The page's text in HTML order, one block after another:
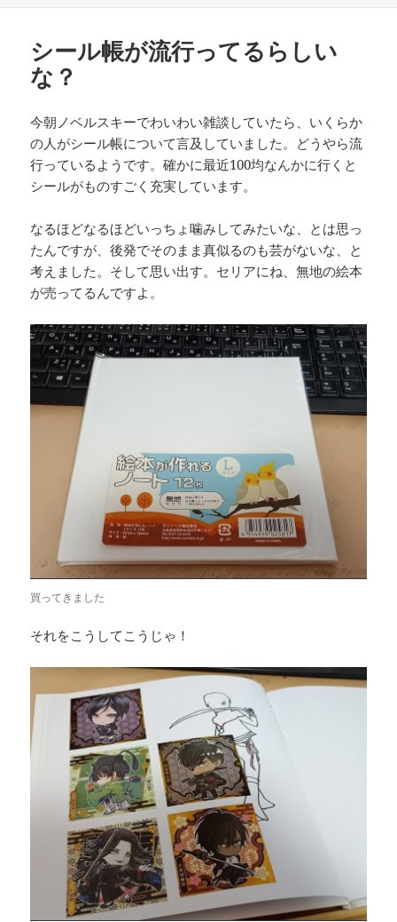
シール帳が流行ってるらしい
な？
今朝ノベルスキーでわいわい雑談していたら、いくらか
の人がシール帳について言及していました。どうやら流
行っているようです。確かに最近100均なんかに行くと
シールがものすごく充実しています。
なるほどなるほどいっちょ噛みしてみたいな、とは思っ
たんですが、後発でそのまま真似るのも芸がないな、と
考えました。そして思い出す。セリアにね、無地の絵本
が売ってるんですよ。
買ってきました
それをこうしてこうじゃ！